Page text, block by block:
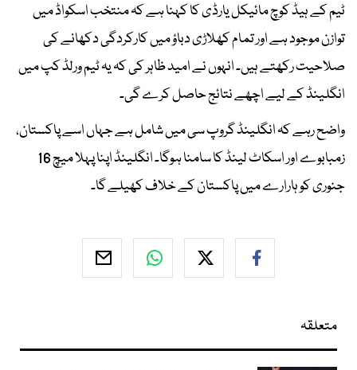
ٹیم کے ہیڈ کوچ مائیکل یارڈی کا کہنا ہے کہ منتخب اسکواڈ میں
توازن موجود ہے اور تمام کھلاڑی دباؤ میں کارکردگی دکھانے کی
صلاحیت رکھتے ہیں۔ انہوں نے امید ظاہر کی کہ یہ ٹیم ورلڈ کپ میں
انگلینڈ کے لیے اچھے نتائج حاصل کرے گی۔
واضح رہے کہ انگلینڈ گروپ سی میں شامل ہے جہاں اسے پاکستان،
زمبابوے اور اسکاٹ لینڈ کا سامنا ہوگا۔ انگلینڈ اپنا پہلا میچ 16
جنوری کو ہارارے میں پاکستان کے خلاف کھیلے گا۔
متعلقہ